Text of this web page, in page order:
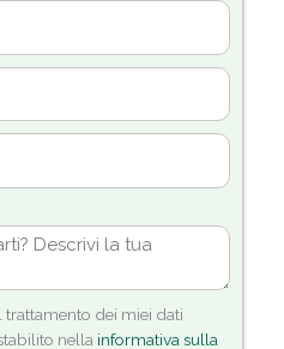
trattamento dei miei dati
nella informativa sulla